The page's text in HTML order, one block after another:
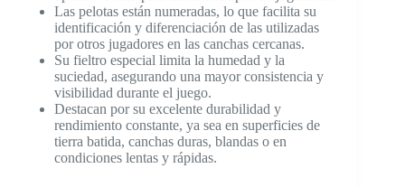
Las pelotas están numeradas, lo que facilita su
identificación y diferenciación de las utilizadas
por otros jugadores en las canchas cercanas.
Su fieltro especial limita la humedad y la
suciedad, asegurando una mayor consistencia y
visibilidad durante el juego.
Destacan por su excelente durabilidad y
rendimiento constante, ya sea en superficies de
tierra batida, canchas duras, blandas o en
condiciones lentas y rápidas.